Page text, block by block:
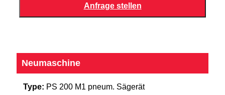
Neumaschine
Type: PS 200 M1 pneum. Sägerät